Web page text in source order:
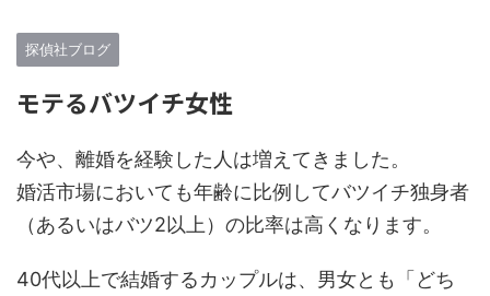
探偵社ブログ
モテるバツイチ女性
今や、離婚を経験した人は増えてきました。
婚活市場においても年齢に比例してバツイチ独身者
（あるいはバツ2以上）の比率は高くなります。
40代以上で結婚するカップルは、男女とも「どち